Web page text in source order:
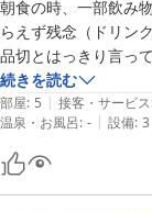
またお近くにお越
フロント　田中
アパホテル〈小松
朝食の時、一部飲み
らえず残念（ドリン
品切とはっきり言っ
お風呂（大浴場）は
工事の影響か駐車場
3にしています。
続きを読む
部屋: 5 | 接客・サービス
温泉・お風呂: - | 設備: 3